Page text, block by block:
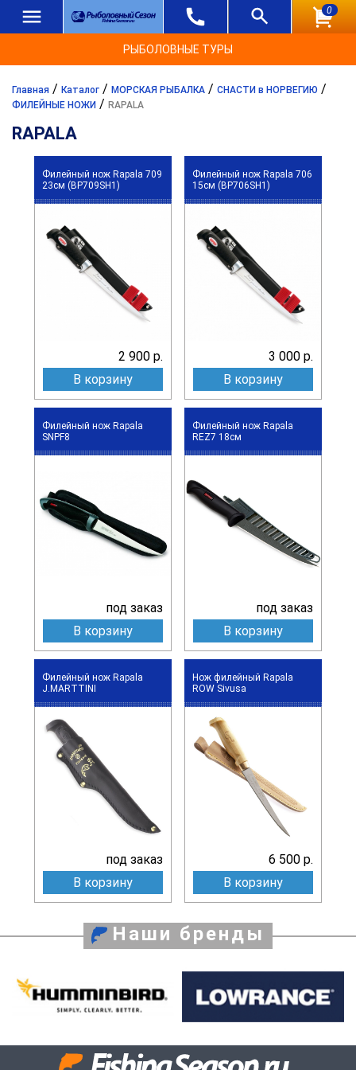
0
РЫБОЛОВНЫЕ ТУРЫ
Главная / Каталог / МОРСКАЯ РЫБАЛКА / СНАСТИ в НОРВЕГИЮ /
ФИЛЕЙНЫЕ НОЖИ / RAPALA
RAPALA
Филейный нож Rapala 709
23см (BP709SH1)
2 900 р.
В корзину
Филейный нож Rapala 706
15см (BP706SH1)
3 000 р.
В корзину
Филейный нож Rapala
SNPF8
под заказ
В корзину
Филейный нож Rapala
REZ7 18см
под заказ
В корзину
Филейный нож Rapala
J.MARTTINI
под заказ
В корзину
Нож филейный Rapala
ROW Sivusa
6 500 р.
В корзину
Наши бренды